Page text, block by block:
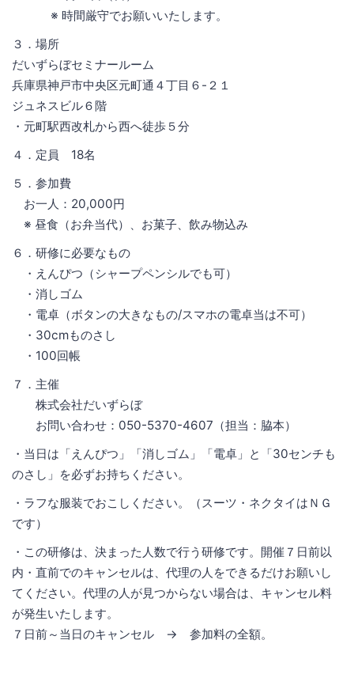
※ 時間厳守でお願いいたします。
３．場所
だいずらぼセミナールーム
兵庫県神戸市中央区元町通４丁目６-２１
ジュネスビル６階
・元町駅西改札から西へ徒歩５分
４．定員 18名
５．参加費
お一人：20,000円
※ 昼食（お弁当代）、お菓子、飲み物込み
６．研修に必要なもの
・えんぴつ（シャープペンシルでも可）
・消しゴム
・電卓（ボタンの大きなもの/スマホの電卓当は不可）
・30cmものさし
・100回帳
７．主催
株式会社だいずらぼ
お問い合わせ：050-5370-4607（担当：脇本）
・当日は「えんぴつ」「消しゴム」「電卓」と「30センチも
のさし」を必ずお持ちください。
・ラフな服装でおこしください。（スーツ・ネクタイはＮＧ
です）
・この研修は、決まった人数で行う研修です。開催７日前以
内・直前でのキャンセルは、代理の人をできるだけお願いし
てください。代理の人が見つからない場合は、キャンセル料
が発生いたします。
７日前～当日のキャンセル → 参加料の全額。